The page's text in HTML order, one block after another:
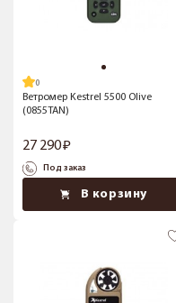
Ветромер Kestrel 5500 Olive
(0855TAN)
27 290
Под заказ
В корзину